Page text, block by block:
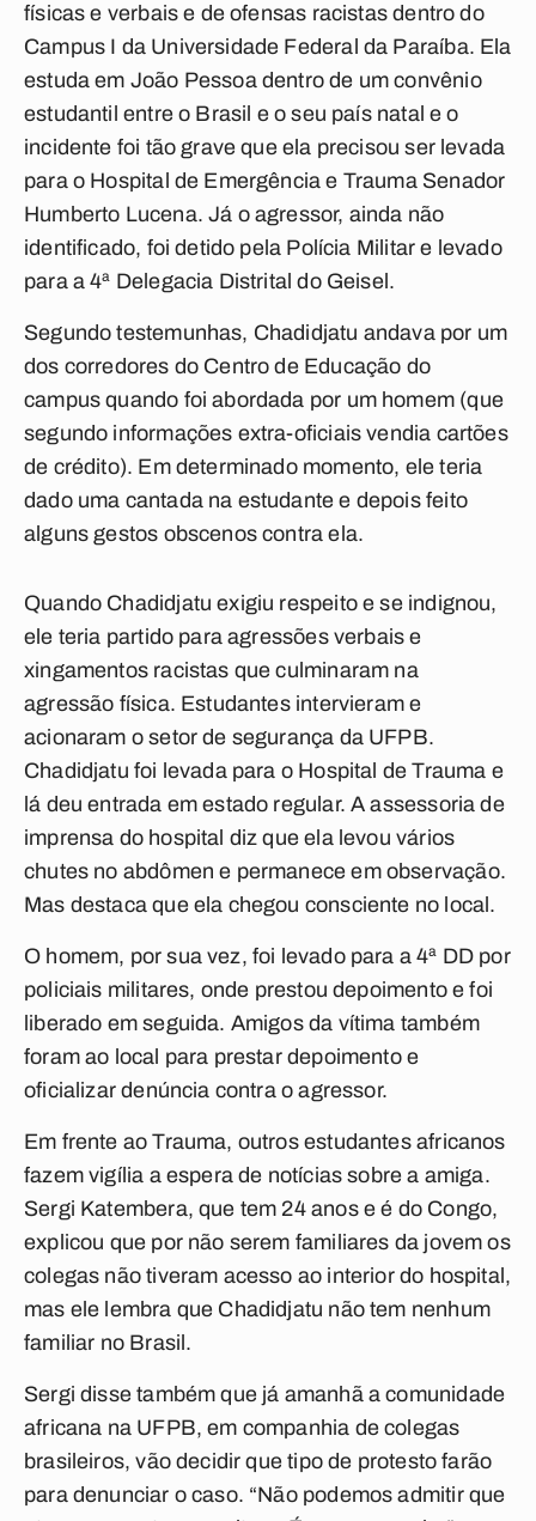
físicas e verbais e de ofensas racistas dentro do
Campus I da Universidade Federal da Paraíba. Ela
estuda em João Pessoa dentro de um convênio
estudantil entre o Brasil e o seu país natal e o
incidente foi tão grave que ela precisou ser levada
para o Hospital de Emergência e Trauma Senador
Humberto Lucena. Já o agressor, ainda não
identificado, foi detido pela Polícia Militar e levado
para a 4ª Delegacia Distrital do Geisel.
Segundo testemunhas, Chadidjatu andava por um
dos corredores do Centro de Educação do
campus quando foi abordada por um homem (que
segundo informações extra-oficiais vendia cartões
de crédito). Em determinado momento, ele teria
dado uma cantada na estudante e depois feito
alguns gestos obscenos contra ela.
Quando Chadidjatu exigiu respeito e se indignou,
ele teria partido para agressões verbais e
xingamentos racistas que culminaram na
agressão física. Estudantes intervieram e
acionaram o setor de segurança da UFPB.
Chadidjatu foi levada para o Hospital de Trauma e
lá deu entrada em estado regular. A assessoria de
imprensa do hospital diz que ela levou vários
chutes no abdômen e permanece em observação.
Mas destaca que ela chegou consciente no local.
O homem, por sua vez, foi levado para a 4ª DD por
policiais militares, onde prestou depoimento e foi
liberado em seguida. Amigos da vítima também
foram ao local para prestar depoimento e
oficializar denúncia contra o agressor.
Em frente ao Trauma, outros estudantes africanos
fazem vigília a espera de notícias sobre a amiga.
Sergi Katembera, que tem 24 anos e é do Congo,
explicou que por não serem familiares da jovem os
colegas não tiveram acesso ao interior do hospital,
mas ele lembra que Chadidjatu não tem nenhum
familiar no Brasil.
Sergi disse também que já amanhã a comunidade
africana na UFPB, em companhia de colegas
brasileiros, vão decidir que tipo de protesto farão
para denunciar o caso. “Não podemos admitir que